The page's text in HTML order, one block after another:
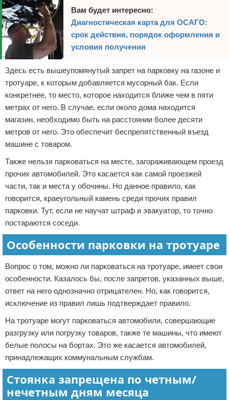
Вам будет интересно:
Диагностическая карта для ОСАГО:
срок действия, порядок оформления и
условия получения
Здесь есть вышеупомянутый запрет на парковку на газоне и
тротуаре, к которым добавляется мусорный бак. Если
конкретнее, то место, которое находится ближе чем в пяти
метрах от него. В случае, если около дома находится
магазин, необходимо быть на расстоянии более десяти
метров от него. Это обеспечит беспрепятственный въезд
машине с товаром.
Также нельзя парковаться на месте, загораживающем проезд
прочих автомобилей. Это касается как самой проезжей
части, так и места у обочины. Но данное правило, как
говорится, краеугольный камень среди прочих правил
парковки. Тут, если не научат штраф и эвакуатор, то точно
постараются соседи.
Особенности парковки на тротуаре
Вопрос о том, можно ли парковаться на тротуаре, имеет свои
особенности. Казалось бы, после запретов, указанных выше,
ответ на него однозначно отрицателен. Но, как говорится,
исключение из правил лишь подтверждает правило.
На тротуаре могут парковаться автомобили, совершающие
разгрузку или погрузку товаров, также те машины, что имеют
белые полосы на бортах. Это же касается автомобилей,
принадлежащих коммунальным службам.
Стоянка запрещена по четным/
нечетным дням месяца